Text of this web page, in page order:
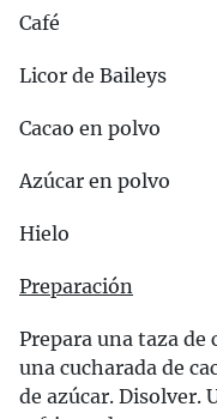
Café
Licor de Baileys
Cacao en polvo
Azúcar en polvo
Hielo
Preparación
Prepara una taza de
una cucharada de
de azúcar. Disolver.